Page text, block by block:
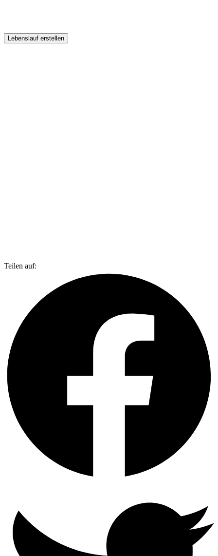
Lebenslauf erstellen
Teilen auf: